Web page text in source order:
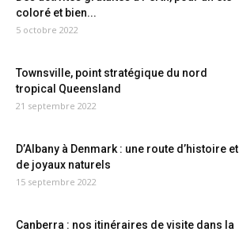
coloré et bien...
5 octobre 2022
Townsville, point stratégique du nord
tropical Queensland
21 septembre 2022
D’Albany à Denmark : une route d’histoire et
de joyaux naturels
15 septembre 2022
Canberra : nos itinéraires de visite dans la